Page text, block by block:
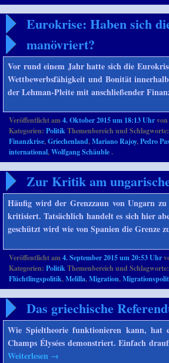
Eurokrise: Haben sich
manövriert?
Vor rund einem Jahr hatte sich die
Wettbewerbsfähigkeit und Bonität
der Lehman-Pleite mit anschließender
Veröffentlicht am4. Oktober 2015 um 18:13 Uhr
Kategorien:PolitikThemenbereich und
Finanzkrise,Griechenland,Mariano Rajoy,Pedro
international,Wolfgang Schäuble.
Zur Kritik am
Häufig wird der Grenzzaun von Ungarn
kritisiert. Tatsächlich handelt es sich hier
geschützt wird wie von Spanien die Grenze
Veröffentlicht am4. September 2015 um 20:53 Uhr
Kategorien:PolitikThemenbereich und
Flüchtlingspolitik,Melilla,Migration,
Das griechische
Wie Spieltheorie funktionieren kann,
Champs Élysées demonstriert. Einfach
Weiterlesen →